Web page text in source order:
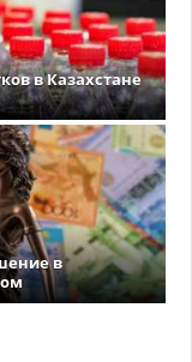
в Казахстане
в